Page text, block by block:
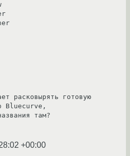
расковырять готовую
Bluecurve,
там?
+00:00